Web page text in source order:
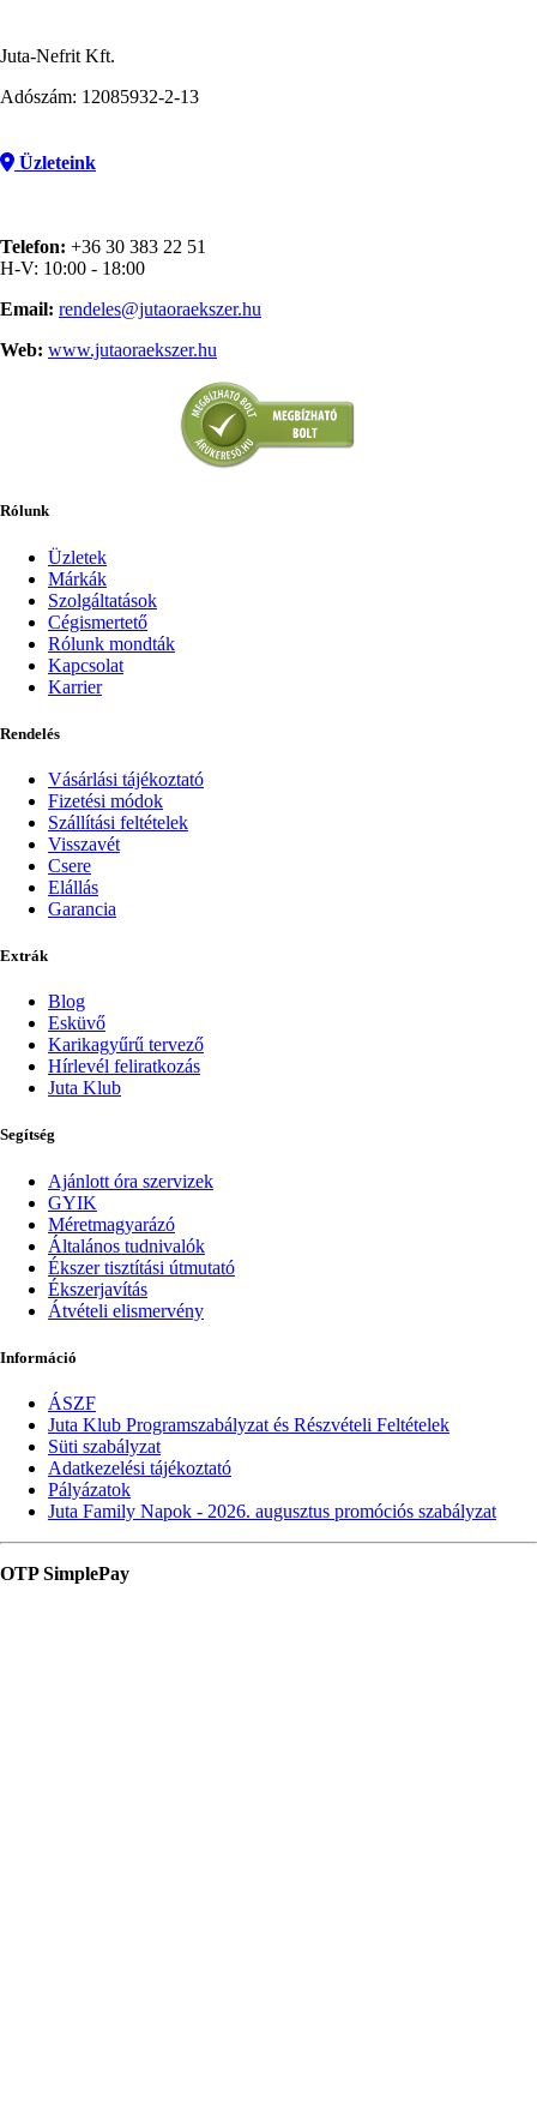
Juta-Nefrit Kft.
Adószám: 12085932-2-13
Üzleteink
Telefon: +36 30 383 22 51
H-V: 10:00 - 18:00
Email: rendeles@jutaoraekszer.hu
Web: www.jutaoraekszer.hu
Rólunk
Üzletek
Márkák
Szolgáltatások
Cégismertető
Rólunk mondták
Kapcsolat
Karrier
Rendelés
Vásárlási tájékoztató
Fizetési módok
Szállítási feltételek
Visszavét
Csere
Elállás
Garancia
Extrák
Blog
Esküvő
Karikagyűrű tervező
Hírlevél feliratkozás
Juta Klub
Segítség
Ajánlott óra szervizek
GYIK
Méretmagyarázó
Általános tudnivalók
Ékszer tisztítási útmutató
Ékszerjavítás
Átvételi elismervény
Információ
ÁSZF
Juta Klub Programszabályzat és Részvételi Feltételek
Süti szabályzat
Adatkezelési tájékoztató
Pályázatok
Juta Family Napok - 2026. augusztus promóciós szabályzat
OTP SimplePay